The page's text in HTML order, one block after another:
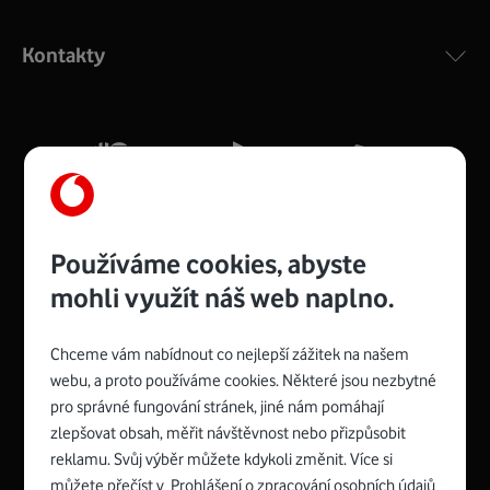
silný signál pro celou domácnost. Kompaktní rozměry 21
Více o COMPAL CH7465VF
Zyxel VMG8623-T50B:
Rozměry modemu jsou 16 x 22 x 7,5 cm (včetně stojánku)
a nabízí 4 gigabitové LAN porty a bezdrátové připojení Wi-
Spojte se s Vodafonem
Kontakty
Používáme cookies, abyste
mohli využít náš web naplno.
Chceme vám nabídnout co nejlepší zážitek na našem
webu, a proto používáme cookies. Některé jsou nezbytné
pro správné fungování stránek, jiné nám pomáhají
zlepšovat obsah, měřit návštěvnost nebo přizpůsobit
reklamu. Svůj výběr můžete kdykoli změnit. Více si
můžete přečíst v Prohlášení o zpracování osobních údajů